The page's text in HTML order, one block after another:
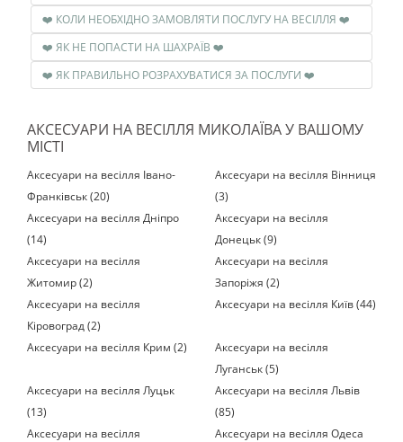
❤️ КОЛИ НЕОБХІДНО ЗАМОВЛЯТИ ПОСЛУГУ НА ВЕСІЛЛЯ ❤️
❤️ ЯК НЕ ПОПАСТИ НА ШАХРАЇВ ❤️
❤️ ЯК ПРАВИЛЬНО РОЗРАХУВАТИСЯ ЗА ПОСЛУГИ ❤️
АКСЕСУАРИ НА ВЕСІЛЛЯ МИКОЛАЇВА У ВАШОМУ
МІСТІ
Аксесуари на весілля Івано-
Франківськ (20)
Аксесуари на весілля Вінниця
(3)
Аксесуари на весілля Дніпро
(14)
Аксесуари на весілля
Донецьк (9)
Аксесуари на весілля
Житомир (2)
Аксесуари на весілля
Запоріжя (2)
Аксесуари на весілля
Кіровоград (2)
Аксесуари на весілля Київ (44)
Аксесуари на весілля Крим (2)
Аксесуари на весілля
Луганськ (5)
Аксесуари на весілля Луцьк
(13)
Аксесуари на весілля Львів
(85)
Аксесуари на весілля
Аксесуари на весілля Одеса